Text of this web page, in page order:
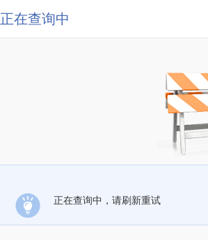
正在查询中
正在查询中，请刷新重试